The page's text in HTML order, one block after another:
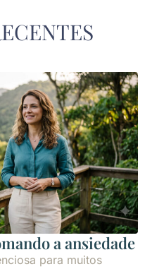
a ansiedade
para muitos